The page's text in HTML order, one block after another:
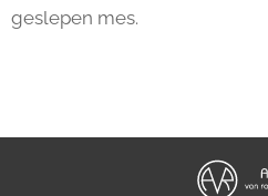
geslepen mes.